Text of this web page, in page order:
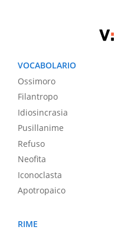
VOCABOLARIO
Ossimoro
Filantropo
Idiosincrasia
Pusillanime
Refuso
Neofita
Iconoclasta
Apotropaico
RIME